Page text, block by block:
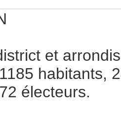
et
habitants,
électeurs.